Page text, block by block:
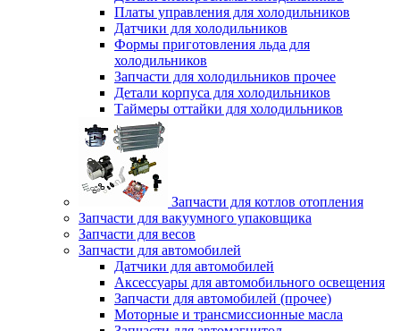
Платы управления для холодильников
Датчики для холодильников
Формы приготовления льда для
холодильников
Запчасти для холодильников прочее
Детали корпуса для холодильников
Таймеры оттайки для холодильников
Запчасти для котлов отопления
Запчасти для вакуумного упаковщика
Запчасти для весов
Запчасти для автомобилей
Датчики для автомобилей
Аксессуары для автомобильного освещения
Запчасти для автомобилей (прочее)
Моторные и трансмиссионные масла